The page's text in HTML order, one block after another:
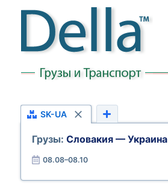
SK-UA
Грузы: Словакия — Украина
08.08–08.10